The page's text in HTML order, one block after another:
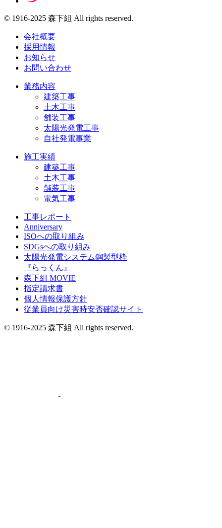
© 1916-2025 森下組 All rights reserved.
会社概要
採用情報
お知らせ
お問い合わせ
業務内容
建築工事
土木工事
舗装工事
太陽光発電工事
自社発電事業
施工実績
建築工事
土木工事
舗装工事
電気工事
工事レポート
Anniversary
ISOへの取り組み
SDGsへの取り組み
太陽光発電システム鋼製型枠
『らっくん』
森下組 MOVIE
指定請求書
個人情報保護方針
従業員向け災害時安否確認サイト
© 1916-2025 森下組 All rights reserved.